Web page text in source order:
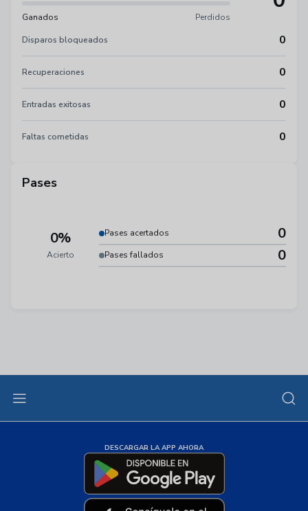
Ganados Perdidos
Disparos bloqueados 0
Recuperaciones 0
Entradas exitosas 0
Faltas cometidas 0
Pases
0%
Acierto
Pases acertados 0
Pases fallados 0
DESCARGAR LA APP AHORA